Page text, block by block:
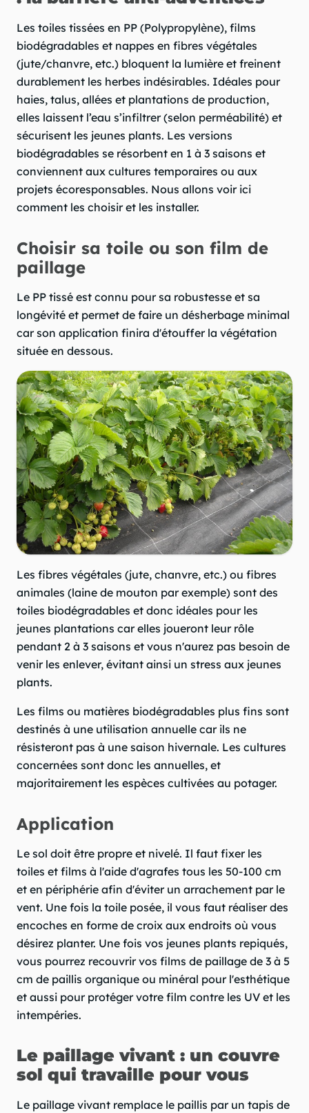
Les toiles tissées en PP (Polypropylène), films
biodégradables et nappes en fibres végétales
(jute/chanvre, etc.) bloquent la lumière et freinent
durablement les herbes indésirables. Idéales pour
haies, talus, allées et plantations de production,
elles laissent l’eau s’infiltrer (selon perméabilité) et
sécurisent les jeunes plants. Les versions
biodégradables se résorbent en 1 à 3 saisons et
conviennent aux cultures temporaires ou aux
projets écoresponsables. Nous allons voir ici
comment les choisir et les installer.
Choisir sa toile ou son film de
paillage
Le PP tissé est connu pour sa robustesse et sa
longévité et permet de faire un désherbage minimal
car son application finira d'étouffer la végétation
située en dessous.
Les fibres végétales (jute, chanvre, etc.) ou fibres
animales (laine de mouton par exemple) sont des
toiles biodégradables et donc idéales pour les
jeunes plantations car elles joueront leur rôle
pendant 2 à 3 saisons et vous n'aurez pas besoin de
venir les enlever, évitant ainsi un stress aux jeunes
plants.
Les films ou matières biodégradables plus fins sont
destinés à une utilisation annuelle car ils ne
résisteront pas à une saison hivernale. Les cultures
concernées sont donc les annuelles, et
majoritairement les espèces cultivées au potager.
Application
Le sol doit être propre et nivelé. Il faut fixer les
toiles et films à l'aide d'agrafes tous les 50-100 cm
et en périphérie afin d'éviter un arrachement par le
vent. Une fois la toile posée, il vous faut réaliser des
encoches en forme de croix aux endroits où vous
désirez planter. Une fois vos jeunes plants repiqués,
vous pourrez recouvrir vos films de paillage de 3 à 5
cm de paillis organique ou minéral pour l'esthétique
et aussi pour protéger votre film contre les UV et les
intempéries.
Le paillage vivant : un couvre
sol qui travaille pour vous
Le paillage vivant remplace le paillis par un tapis de